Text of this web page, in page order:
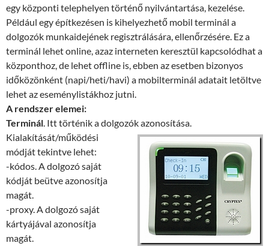
egy központi telephelyen történő nyilvántartása, kezelése.
Például egy építkezésen is kihelyezhető mobil terminál a
dolgozók munkaidejének regisztrálására, ellenőrzésére. Ez a
terminál lehet online, azaz interneten keresztül kapcsolódhat a
központhoz, de lehet offline is, ebben az esetben bizonyos
időközönként (napi/heti/havi) a mobilterminál adatait letöltve
lehet az eseménylistákhoz jutni.
A rendszer elemei:
Terminál. Itt történik a dolgozók azonosítása.
Kialakítását/működési
módját tekintve lehet:
-kódos. A dolgozó saját
kódját beütve azonosítja
magát.
-proxy. A dolgozó saját
kártyájával azonosítja
magát.